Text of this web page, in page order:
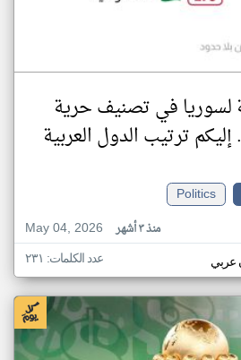
لسوريا في تصنيف حرية
ترتيب الدول العربية
Politics
May 04, 2026
منذ ٣ أشهر
عربي عدد الكلمات: ٢٣١